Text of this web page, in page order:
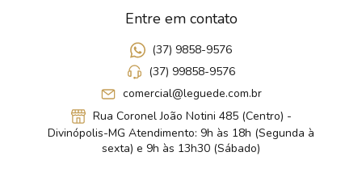
Entre em contato
(37) 9858-9576
(37) 99858-9576
comercial@leguede.com.br
Rua Coronel João Notini 485 (Centro) -
Divinópolis-MG Atendimento: 9h às 18h (Segunda à
sexta) e 9h às 13h30 (Sábado)